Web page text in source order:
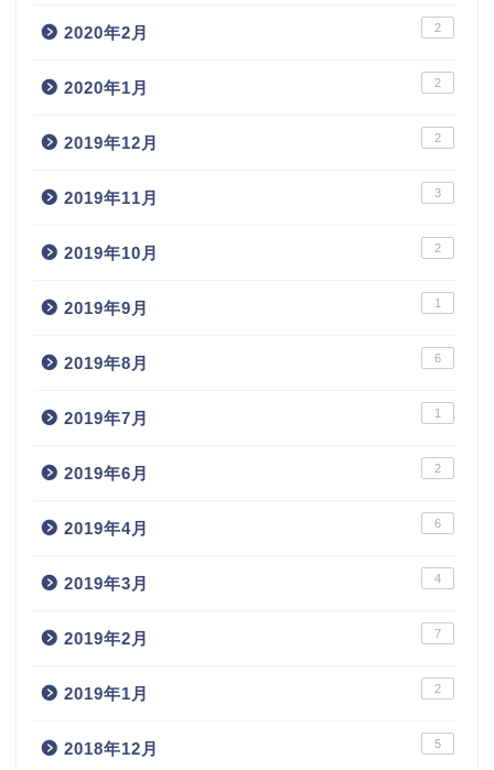
2020年2月 2
2020年1月 2
2019年12月 2
2019年11月 3
2019年10月 2
2019年9月 1
2019年8月 6
2019年7月 1
2019年6月 2
2019年4月 6
2019年3月 4
2019年2月 7
2019年1月 2
2018年12月 5